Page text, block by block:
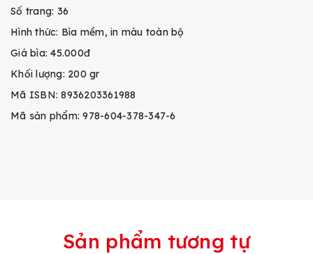
Số trang: 36
Hình thức: Bìa mềm, in màu toàn bộ
Giá bìa: 45.000đ
Khối lượng: 200 gr
Mã ISBN: 8936203361988
Mã sản phẩm: 978-604-378-347-6
Sản phẩm tương tự